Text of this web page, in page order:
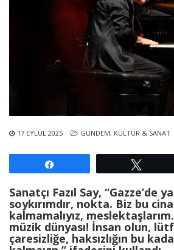
17 EYLÜL 2025 GÜNDEM, KÜLTÜR & SANAT
Sanatçı Fazıl Say, “Gazze’de
soykırımdır, nokta. Biz bu
kalmamalıyız,
müzik dünyası! İnsan olun,
çaresizliğe, haksızlığın bu